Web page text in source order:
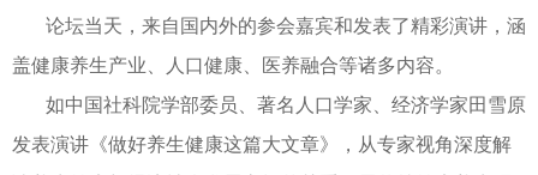
论坛当天，来自国内外的参会嘉宾和发表了精彩演讲，涵
盖健康养生产业、人口健康、医养融合等诸多内容。
如中国社科院学部委员、著名人口学家、经济学家田雪原
发表演讲《做好养生健康这篇大文章》，从专家视角深度解